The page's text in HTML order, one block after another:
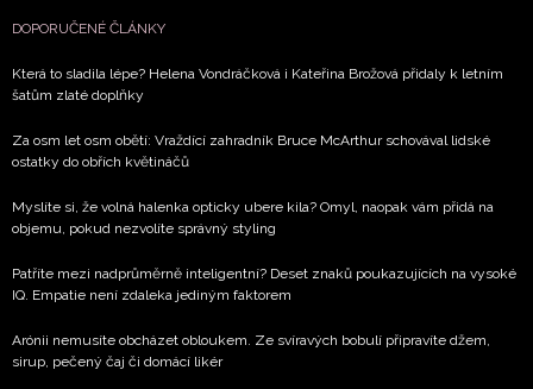
DOPORUČENÉ ČLÁNKY
Která to sladila lépe? Helena Vondráčková i Kateřina Brožová přidaly k letním
šatům zlaté doplňky
Za osm let osm obětí: Vraždící zahradník Bruce McArthur schovával lidské
ostatky do obřích květináčů
Myslíte si, že volná halenka opticky ubere kila? Omyl, naopak vám přidá na
objemu, pokud nezvolíte správný styling
Patříte mezi nadprůměrně inteligentní? Deset znaků poukazujících na vysoké
IQ. Empatie není zdaleka jediným faktorem
Arónii nemusíte obcházet obloukem. Ze svíravých bobulí připravíte džem,
sirup, pečený čaj či domácí likér